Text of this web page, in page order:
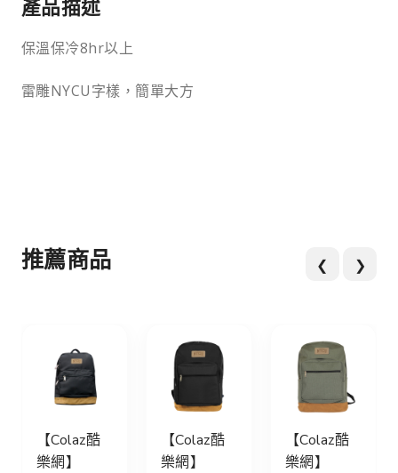
產品描述
保溫保冷8hr以上
雷雕NYCU字樣，簡單大方
推薦商品 ❮ ❯
【Colaz酷
樂網】
【Colaz酷
樂網】
【Colaz酷
樂網】